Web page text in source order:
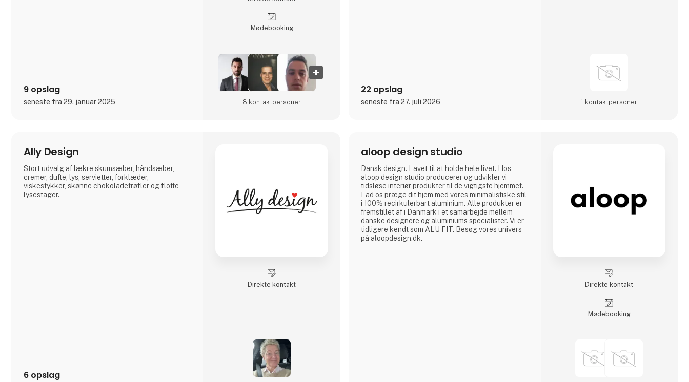
9 opslag
seneste fra 29. januar 2025
Møde­booking
8 kontakt­personer
22 opslag
seneste fra 27. juli 2026 1 kontakt­personer
Ally Design
Stort udvalg af lækre skumsæber, håndsæber,
cremer, dufte, lys, servietter, forklæder,
viskestykker, skønne chokoladetrøfler og flotte
lysestager.
6 opslag
Direkte kontakt
aloop design studio
Dansk design. Lavet til at holde hele livet. Hos
aloop design studio producerer og udvikler vi
tidsløse interiør produkter til de vigtigste hjemmet.
Lad os præge dit hjem med vores minimalistiske stil
i 100% recirkulerbart aluminium. Alle produkter er
fremstillet af i Danmark i et samarbejde mellem
danske designere og aluminiums specialister. Vi er
tidligere kendt som ALU FIT. Besøg vores univers
på aloopdesign.dk.
Direkte kontakt
Møde­booking